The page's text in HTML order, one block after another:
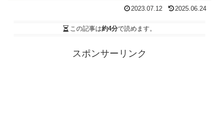
2023.07.12 2025.06.24
この記事は約4分で読めます。
スポンサーリンク